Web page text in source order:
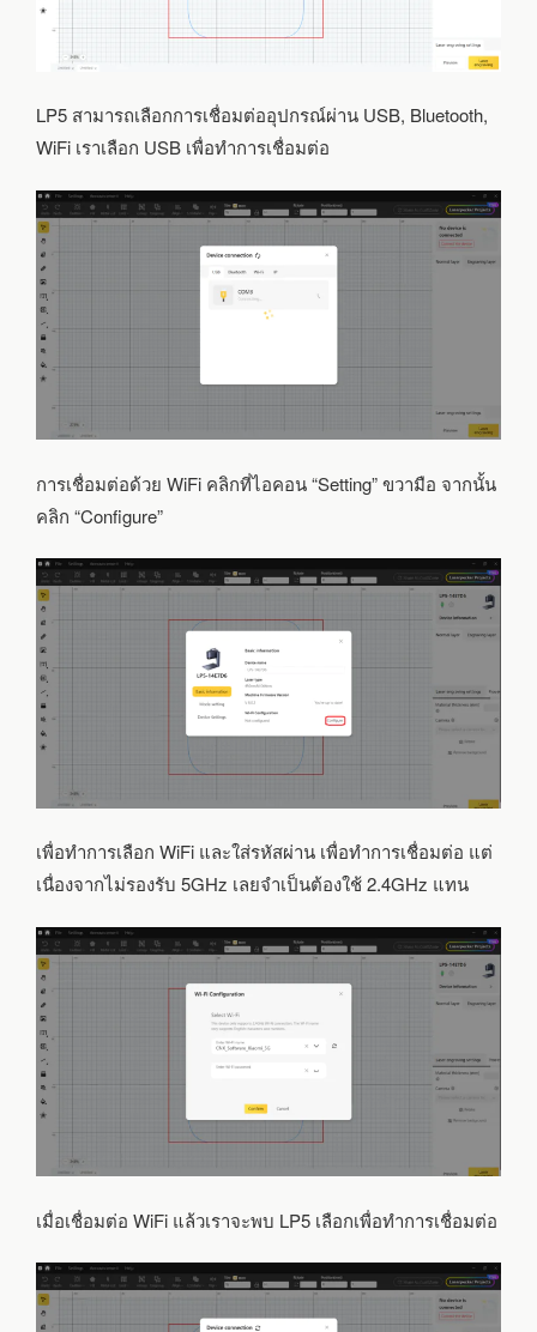
LP5 สามารถเลือกการเชื่อมต่ออุปกรณ์ผ่าน USB, Bluetooth,
WiFi เราเลือก USB เพื่อทำการเชื่อมต่อ
การเชื่อมต่อด้วย WiFi คลิกที่ไอคอน “Setting” ขวามือ จากนั้น
คลิก “Configure”
เพื่อทำการเลือก WiFi และใส่รหัสผ่าน เพื่อทำการเชื่อมต่อ แต่
เนื่องจากไม่รองรับ 5GHz เลยจำเป็นต้องใช้ 2.4GHz แทน
เมื่อเชื่อมต่อ WiFi แล้วเราจะพบ LP5 เลือกเพื่อทำการเชื่อมต่อ